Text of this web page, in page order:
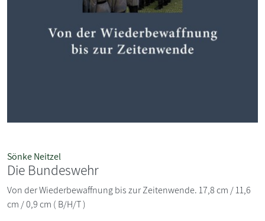
Sönke Neitzel
Die Bundeswehr
Von der Wiederbewaffnung bis zur Zeitenwende. 17,8 cm / 11,6
cm / 0,9 cm ( B/H/T )